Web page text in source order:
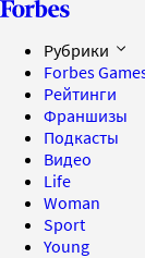
Рубрики
Forbes
Рейтинги
Франшизы
Подкасты
Видео
Life
Woman
Sport
Young